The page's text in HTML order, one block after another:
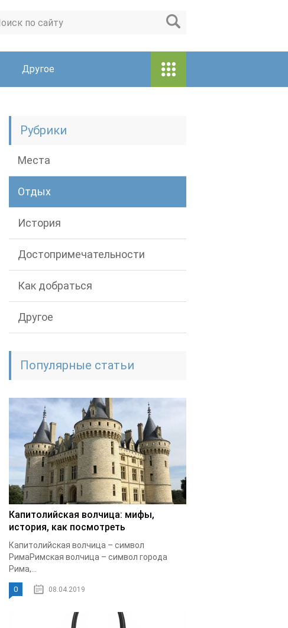
Другое
Рубрики
Места
Отдых
История
Достопримечательности
Как добраться
Другое
Популярные статьи
Капитолийская волчица: мифы,
история, как посмотреть
Капитолийская волчица – символ
РимаРимская волчица – символ города
Рима,...
0 08.04.2019